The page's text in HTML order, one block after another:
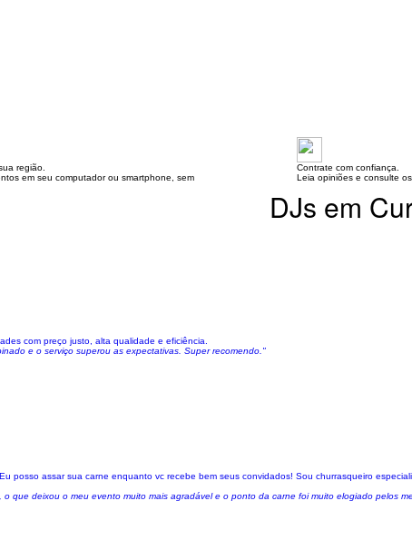
região.
em seu computador ou smartphone, sem
Contrate com confiança.
Leia opiniões e consulte
DJs em
com preço justo, alta qualidade e eficiência.
e o serviço superou as expectativas. Super recomendo."
posso assar sua carne enquanto vc recebe bem seus convidados! Sou churrasqueiro
que deixou o meu evento muito mais agradável e o ponto da carne foi muito elogiado pelos